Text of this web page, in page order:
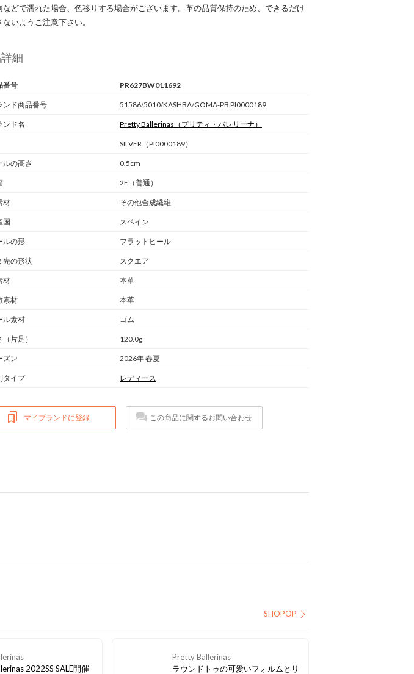
などで濡れた場合、色移りする場合がございます。革の品質保持のため、できるだけ
ないようご注意下さい。
細
番号 PR627BW011692
ンド商品番号 51586/5010/KASHBA/GOMA-PB PI0000189
ンド名 Pretty Ballerinas （プリティ・バレリーナ）
SILVER（PI0000189）
ルの高さ 0.5cm
2E（普通）
材 その他合成繊維
国 スペイン
ルの形 フラットヒール
先の形状 スクエア
材 本革
素材 本革
ル素材 ゴム
（片足） 120.0g
ズン 2026年 春夏
タイプ レディース
マイブランドに登録 この商品に関するお問い合わせ
SHOPOP
2022SS SALE開催
Pretty Ballerinas
ラウンドトゥの可愛いフォルムとリ